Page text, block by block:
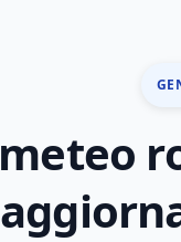
meteo